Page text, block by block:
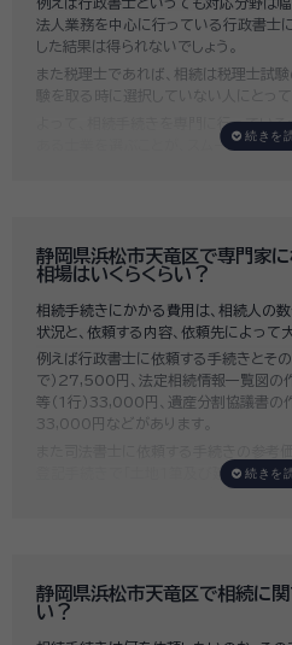
法人業務を中心に行っている行政書士
した結果は得られないでしょう。
また税理士であれば、相続は税理士試
験を取る時に選択していない人にとって
よって、相続手続きを専門に行ってい
ある士業を選ぶことが、スムーズで間
静岡県浜松市天竜区で専門家
相場はいくらくらい？
相続手続きにかかる費用は、相続人の
状況と、依頼する内容、依頼先によって
例えば行政書士に依頼する手続きとそ
で）27,500円、法定相続情報一覧図
等（1行）33,000円、遺産分割協議書
33,000円などがあります。
登記手続きで「土地1筆及び建物1棟（
せると100万円近くかそれ以上費用がか
常に高額になります。
静岡県浜松市天竜区で相続に関
い？